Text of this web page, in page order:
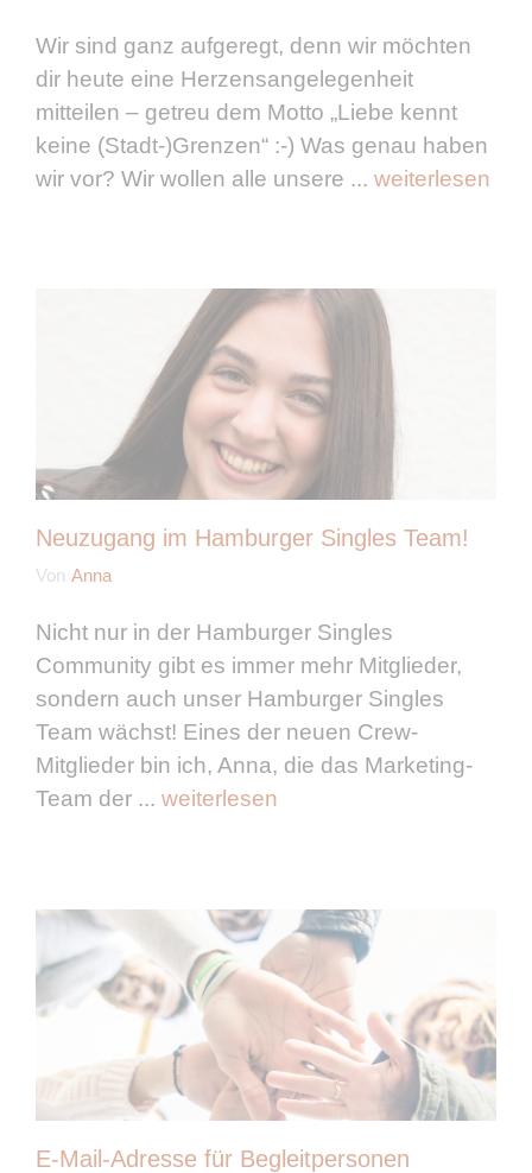
Wir sind ganz aufgeregt, denn wir möchten
dir heute eine Herzensangelegenheit
mitteilen – getreu dem Motto „Liebe kennt
keine (Stadt-)Grenzen“ :-) Was genau haben
wir vor? Wir wollen alle unsere ... weiterlesen
Neuzugang im Hamburger Singles Team!
Von Anna
Nicht nur in der Hamburger Singles
Community gibt es immer mehr Mitglieder,
sondern auch unser Hamburger Singles
Team wächst! Eines der neuen Crew-
Mitglieder bin ich, Anna, die das Marketing-
Team der ... weiterlesen
E-Mail-Adresse für Begleitpersonen